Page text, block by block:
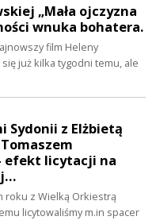
„Mała ojczyzna
wnuka bohatera.
film Heleny
już kilka tygodni temu, ale
Sydonii z Elżbietą
efekt licytacji na
roku z Wielką Orkiestrą
licytowaliśmy m.in spacer